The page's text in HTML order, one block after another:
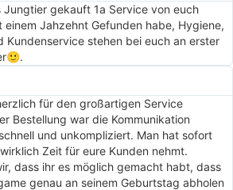
Jungtier gekauft 1a Service von euch
Jahzehnt Gefunden habe, Hygiene,
Kundenservice stehen bei euch an erster
für den großartigen Service
Bestellung war die Kommunikation
und unkompliziert. Man hat sofort
Zeit für eure Kunden nehmt.
dass ihr es möglich gemacht habt, dass
genau an seinem Geburtstag abholen